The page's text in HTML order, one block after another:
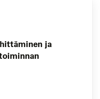
ja